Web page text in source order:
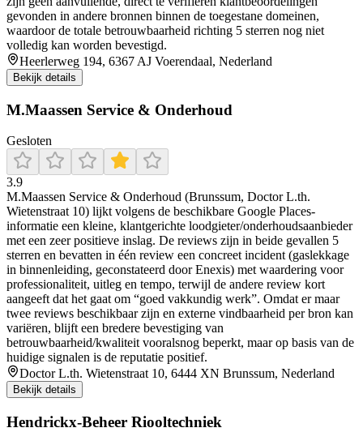
gevonden in andere bronnen binnen de toegestane domeinen,
waardoor de totale betrouwbaarheid richting 5 sterren nog niet
volledig kan worden bevestigd.
Heerlerweg 194, 6367 AJ Voerendaal, Nederland
Bekijk details
M.Maassen Service & Onderhoud
Gesloten
3.9
M.Maassen Service & Onderhoud (Brunssum, Doctor L.th.
Wietenstraat 10) lijkt volgens de beschikbare Google Places-
informatie een kleine, klantgerichte loodgieter/onderhoudsaanbieder
met een zeer positieve inslag. De reviews zijn in beide gevallen 5
sterren en bevatten in één review een concreet incident (gaslekkage
in binnenleiding, geconstateerd door Enexis) met waardering voor
professionaliteit, uitleg en tempo, terwijl de andere review kort
aangeeft dat het gaat om “goed vakkundig werk”. Omdat er maar
twee reviews beschikbaar zijn en externe vindbaarheid per bron kan
variëren, blijft een bredere bevestiging van
betrouwbaarheid/kwaliteit vooralsnog beperkt, maar op basis van de
huidige signalen is de reputatie positief.
Doctor L.th. Wietenstraat 10, 6444 XN Brunssum, Nederland
Bekijk details
Hendrickx-Beheer Riooltechniek